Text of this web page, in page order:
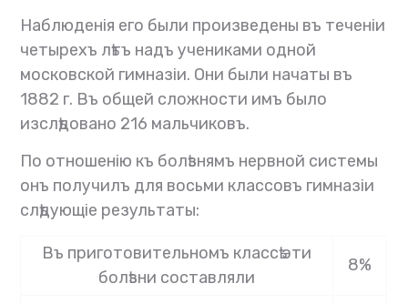
Наблюденія его были произведены въ теченіи
четырехъ лѣтъ надъ учениками одной
московской гимназіи. Они были начаты въ
1882 г. Въ общей сложности имъ было
изслѣдовано 216 мальчиковъ.
По отношенію къ болѣзнямъ нервной системы
онъ получилъ для восьми классовъ гимназіи
слѣдующіе результаты:
Въ приготовительномъ классѣ эти
болѣзни составляли
8%